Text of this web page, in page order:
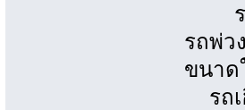
รถพ่
รถพ่ว
ขนาด
รถเ